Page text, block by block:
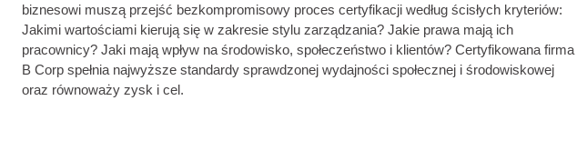
biznesowi muszą przejść bezkompromisowy proces certyfikacji według ścisłych kryteriów:
Jakimi wartościami kierują się w zakresie stylu zarządzania? Jakie prawa mają ich
pracownicy? Jaki mają wpływ na środowisko, społeczeństwo i klientów? Certyfikowana firma
B Corp spełnia najwyższe standardy sprawdzonej wydajności społecznej i środowiskowej
oraz równoważy zysk i cel.